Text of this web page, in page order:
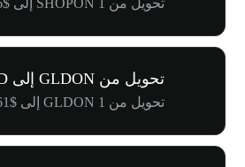
تحويل من GLDON إلى USD
تحويل من 1 GLDON إلى $398.61